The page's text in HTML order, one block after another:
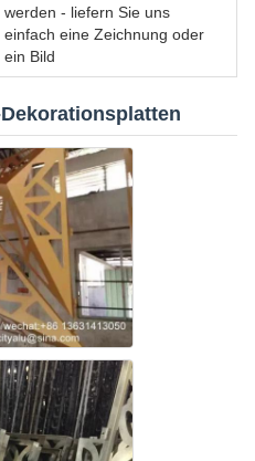
werden - liefern Sie uns
einfach eine Zeichnung oder
ein Bild